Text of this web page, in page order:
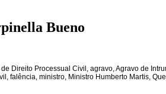
Bueno
Direito Processual Civil , agravo,Agravo de
, falência, ministro, Ministro Humberto Martis,